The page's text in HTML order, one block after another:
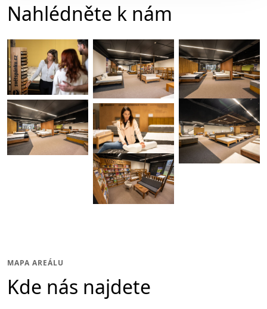
Nahlédněte k nám
MAPA AREÁLU
Kde nás najdete